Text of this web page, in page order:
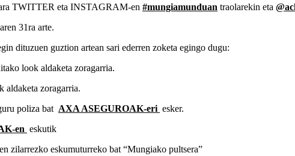
TWITTER eta INSTAGRAM-en #mungiamunduan traolarekin eta
31ra arte.
dituzuen guztion artean sari ederren zoketa egingo dugu:
look aldaketa zoragarria.
aldaketa zoragarria.
poliza bat AXA ASEGUROAK-eri esker.
en eskutik
zilarrezko eskumuturreko bat “Mungiako pultsera”